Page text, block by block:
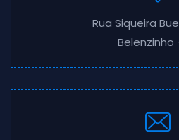
Rua Siqueira
Belenzinho